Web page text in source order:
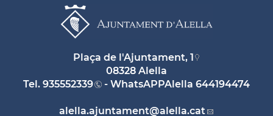
Plaça de l'Ajuntament, 1
08328 Alella
Tel. 935552339 - WhatsAPPAlella 644194474
alella.ajuntament@alella.cat